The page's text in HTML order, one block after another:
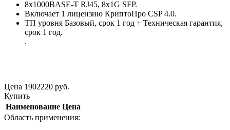
8x1000BASE-T RJ45, 8x1G SFP.
Включает 1 лицензию КриптоПро CSP 4.0.
ТП уровня Базовый, срок 1 год + Техническая гарантия,
срок 1 год.
.
Цена 1902220 руб.
Купить
Наименование Цена
Область применения: